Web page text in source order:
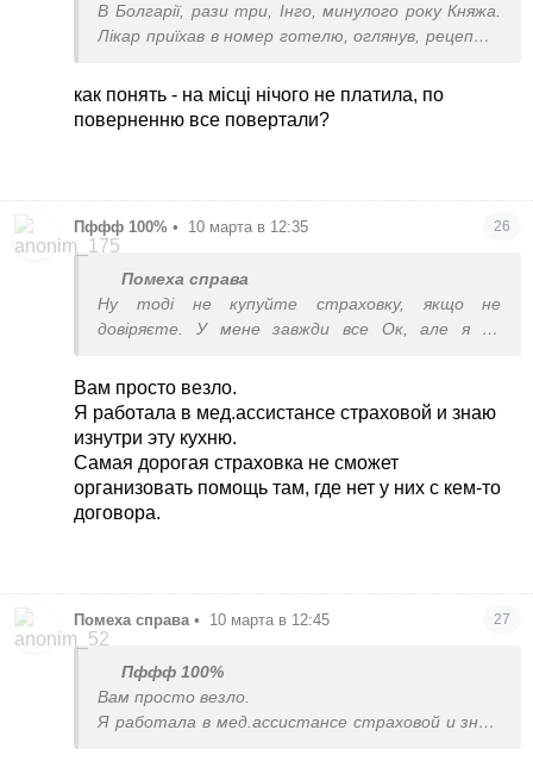
В Болгарії, рази три, Інго, минулого року Княжа.
Лікар приїхав в номер готелю, оглянув, рецепт з
рецепт і чек прикладала. На місці нічого не
платила. Документи по приїзду онлайн
как понять - на місці нічого не платила, по
поверненню все повертали?
Пффф 100% • 10 марта в 12:35 26
Помеха справа
Ну тоді не купуйте страховку, якщо не
довіряєте. У мене завжди все Ок, але я не
умови договору
Вам просто везло.
Я работала в мед.ассистансе страховой и знаю
изнутри эту кухню.
Самая дорогая страховка не сможет
организовать помощь там, где нет у них с кем-то
договора.
Помеха справа • 10 марта в 12:45 27
Пффф 100%
Вам просто везло.
Я работала в мед.ассистансе страховой и знаю